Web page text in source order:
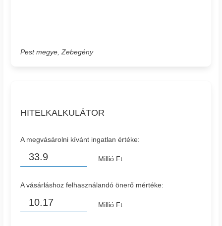
Pest megye, Zebegény
HITELKALKULÁTOR
A megvásárolni kívánt ingatlan értéke:
Millió Ft
A vásárláshoz felhasználandó önerő mértéke:
Millió Ft